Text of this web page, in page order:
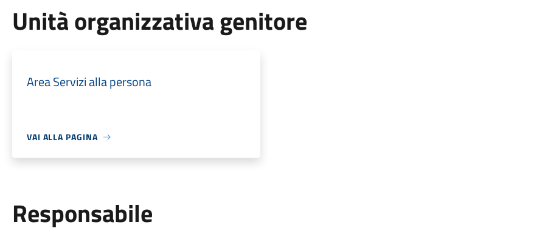
Unità organizzativa genitore
Area Servizi alla persona
VAI ALLA PAGINA
Responsabile